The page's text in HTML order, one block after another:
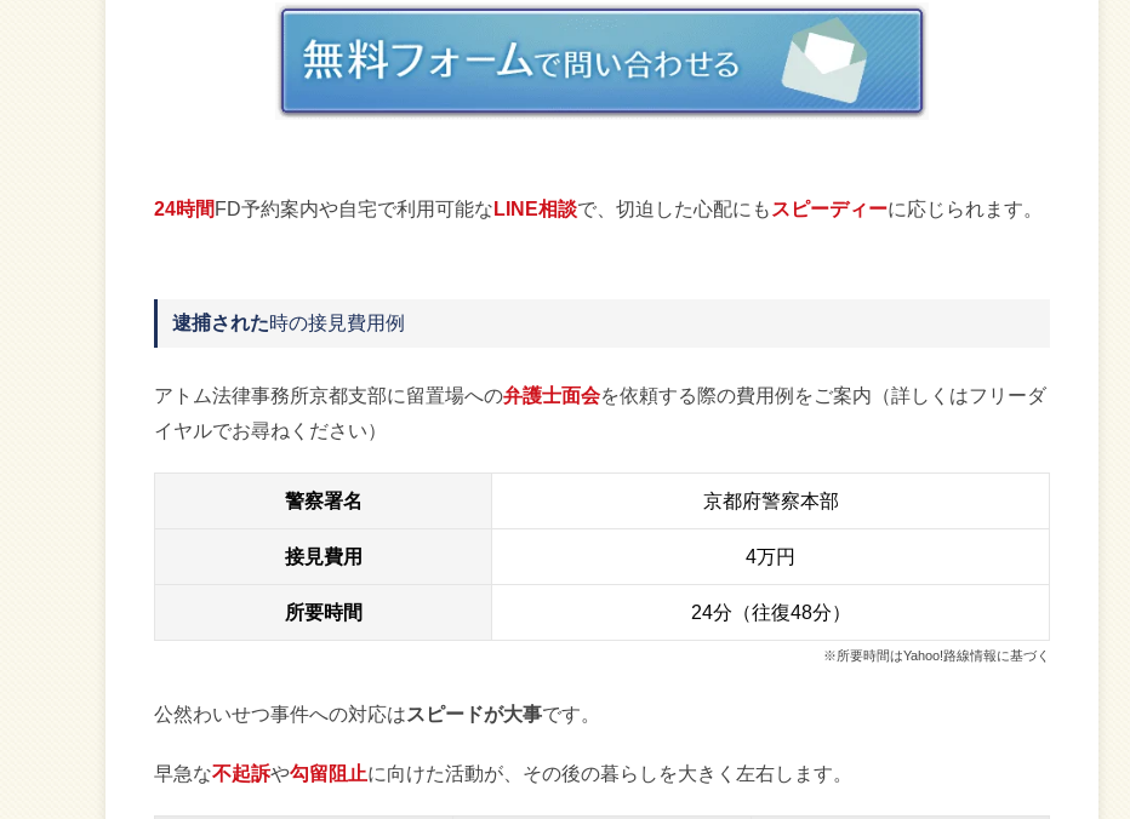
24時間FD予約案内や自宅で利用可能なLINE相談で、切迫した心配にも スピーディーに応じられます。
逮捕された時の接見費用例
アトム法律事務所京都支部に留置場への弁護士面会を依頼する際の費用例をご案内（詳しくはフリーダ
イヤルでお尋ねください）
警察署名 京都府警察本部
接見費用 4万円
所要時間 24分（往復48分）
※所要時間はYahoo!路線情報に基づく
公然わいせつ事件への対応はスピードが大事です。
早急な不起訴や勾留阻止に向けた活動が、その後の暮らしを大きく左右します。